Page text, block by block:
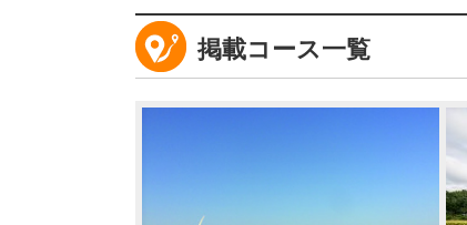
掲載コース一覧